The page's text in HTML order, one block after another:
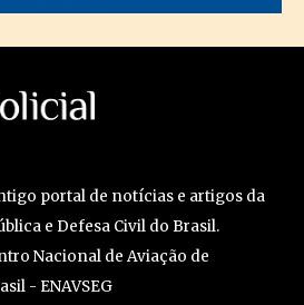
portal de notícias e artigos da
e Defesa Civil do Brasil.
Nacional de Aviação de
- ENAVSEG